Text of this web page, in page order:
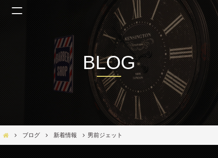
BLOG
Bar Ber Shop REGALO【バーバーショップ レガロ】- 大阪・福島区の美容室
ブログ 新着情報 男前ジェット